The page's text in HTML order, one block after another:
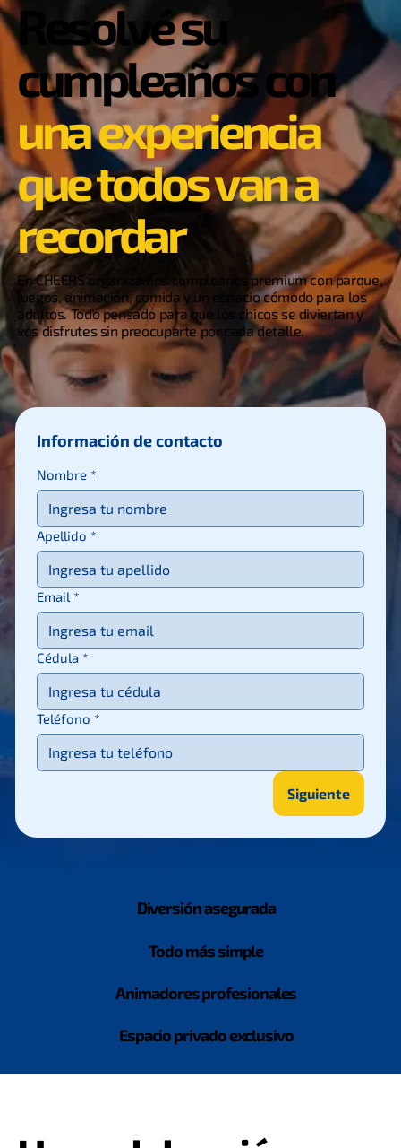
Resolvé su
cumpleaños con
una experiencia
que todos van a
recordar
En CHEERS organizamos cumpleaños premium con parque,
juegos, animación, comida y un espacio cómodo para los
adultos. Todo pensado para que los chicos se diviertan y
vos disfrutes sin preocuparte por cada detalle.
Información de contacto
Nombre *
Apellido *
Email *
Cédula *
Teléfono *
Siguiente
Diversión asegurada
Todo más simple
Animadores profesionales
Espacio privado exclusivo